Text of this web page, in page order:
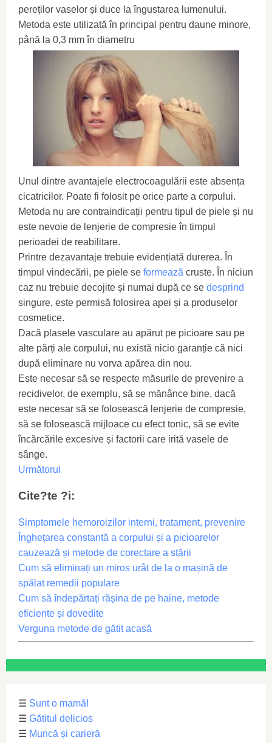
pereților vaselor și duce la îngustarea lumenului.
Metoda este utilizată în principal pentru daune minore,
până la 0,3 mm în diametru
Unul dintre avantajele electrocoagulării este absența
cicatricilor. Poate fi folosit pe orice parte a corpului.
Metoda nu are contraindicații pentru tipul de piele și nu
este nevoie de lenjerie de compresie în timpul
perioadei de reabilitare.
Printre dezavantaje trebuie evidențiată durerea. În
timpul vindecării, pe piele se formează cruste. În niciun
caz nu trebuie decojite și numai după ce se desprind
singure, este permisă folosirea apei și a produselor
cosmetice.
Dacă plasele vasculare au apărut pe picioare sau pe
alte părți ale corpului, nu există nicio garanție că nici
după eliminare nu vorva apărea din nou.
Este necesar să se respecte măsurile de prevenire a
recidivelor, de exemplu, să se mănânce bine, dacă
este necesar să se folosească lenjerie de compresie,
să se folosească mijloace cu efect tonic, să se evite
încărcările excesive și factorii care irită vasele de
sânge.
Următorul
Cite?te ?i:
Simptomele hemoroizilor interni, tratament, prevenire
Înghețarea constantă a corpului și a picioarelor
cauzează și metode de corectare a stării
Cum să eliminați un miros urât de la o mașină de
spălat remedii populare
Cum să îndepărtați rășina de pe haine, metode
eficiente și dovedite
Verguna metode de gătit acasă
☰ Sunt o mamă!
☰ Gătitul delicios
☰ Muncă și carieră